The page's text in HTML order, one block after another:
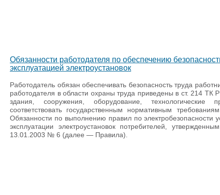
Обязанности работодателя по обеспечению
эксплуатацией электроустановок
Работодатель обязан обеспечивать безопасность труда
работодателя в области охраны труда приведены в ст. 214 ТК
здания, сооружения, оборудование,
соответствовать государственным нормативным
Обязанности по выполнению правил по электробезопасности
эксплуатации электроустановок потребителей,
13.01.2003 № 6 (далее — Правила).